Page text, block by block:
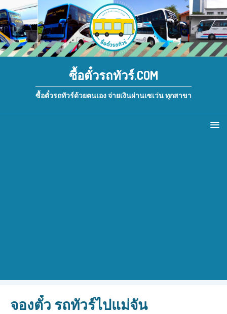
ซื้อตั๋วรถทัวร์.COM
ซื้อตั๋วรถทัวร์ด้วยตนเอง จ่ายเงินผ่านเซเว่น ทุกสาขา
จองตั๋ว รถทัวร์ไปแม่จัน